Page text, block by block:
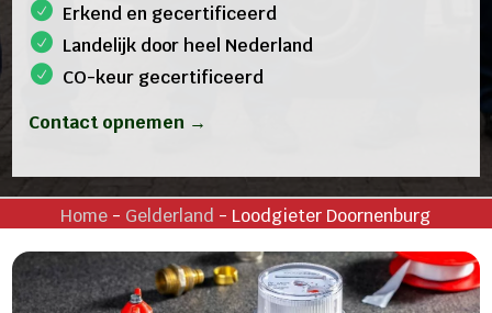
Erkend en gecertificeerd
Landelijk door heel Nederland
CO-keur gecertificeerd
Contact opnemen →
Home - Gelderland - Loodgieter Doornenburg